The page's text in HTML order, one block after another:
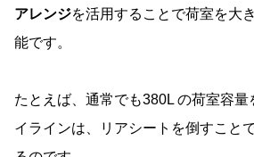
アレンジを活用することで荷室を大
能です。
たとえば、通常でも380L の荷室容
イラインは、リアシートを倒すこと